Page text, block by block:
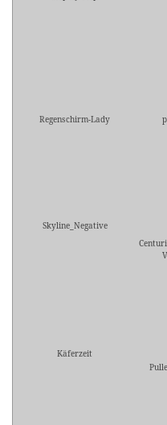
Regenschirm-Lady
Skyline_Negative
Käferzeit